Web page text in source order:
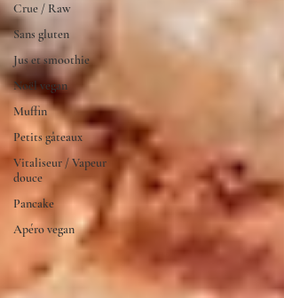
Crue / Raw
Sans gluten
Jus et smoothie
Noël vegan
Muffin
Petits gâteaux
Vitaliseur / Vapeur
douce
Pancake
Apéro vegan